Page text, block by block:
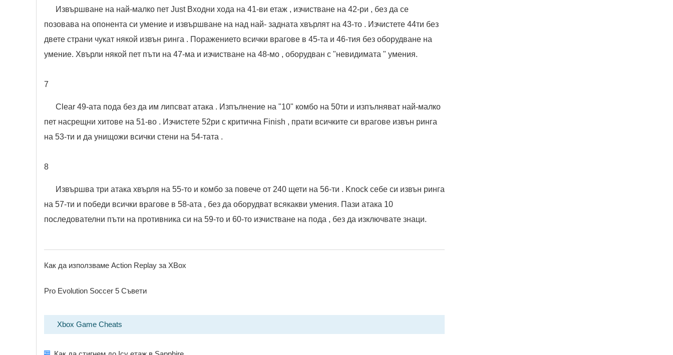
Извършване на най-малко пет Just Входни хода на 41-ви етаж , изчистване на 42-ри , без да се
позовава на опонента си умение и извършване на над най- задната хвърлят на 43-то . Изчистете 44ти без
двете страни чукат някой извън ринга . Поражението всички врагове в 45-та и 46-тия без оборудване на
умение. Хвърли някой пет пъти на 47-ма и изчистване на 48-мо , оборудван с "невидимата " умения.
7
Clear 49-ата пода без да им липсват атака . Изпълнение на "10" комбо на 50ти и изпълняват най-малко
пет насрещни хитове на 51-во . Изчистете 52ри с критична Finish , прати всичките си врагове извън ринга
на 53-ти и да унищожи всички стени на 54-тата .
8
Извършва три атака хвърля на 55-то и комбо за повече от 240 щети на 56-ти . Knock себе си извън ринга
на 57-ти и победи всички врагове в 58-ата , без да оборудват всякакви умения. Пази атака 10
последователни пъти на противника си на 59-то и 60-то изчистване на пода , без да изключвате знаци.
Как да използваме Action Replay за XBox
Pro Evolution Soccer 5 Съвети
Xbox Game Cheats